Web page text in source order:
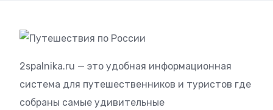
2spalnika.ru — это удобная информационная
система для путешественников и туристов где
собраны самые удивительные